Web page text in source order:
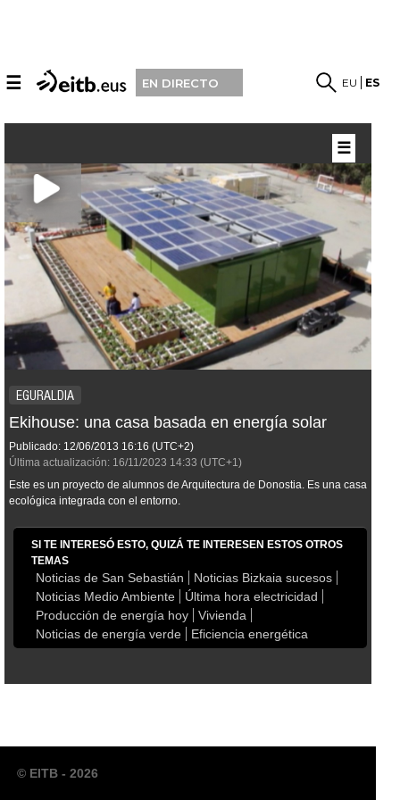
☰ EN DIRECTO EU ES
EGURALDIA
Ekihouse: una casa basada en energía solar
Publicado: 12/06/2013 16:16 (UTC+2)
Última actualización: 16/11/2023 14:33 (UTC+1)
Este es un proyecto de alumnos de Arquitectura de Donostia. Es una casa
ecológica integrada con el entorno.
SI TE INTERESÓ ESTO, QUIZÁ TE INTERESEN ESTOS OTROS
TEMAS
Noticias de San Sebastián
Noticias Bizkaia sucesos
Noticias Medio Ambiente
Última hora electricidad
Producción de energía hoy
Vivienda
Noticias de energía verde
Eficiencia energética
☰
© EITB - 2026